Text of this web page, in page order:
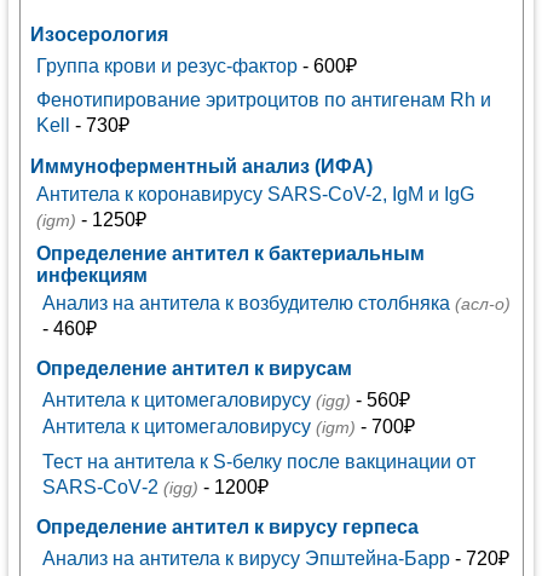
Изосерология
Группа крови и резус-фактор - 600₽
Фенотипирование эритроцитов по антигенам Rh и
Kell
- 730₽
Иммуноферментный анализ (ИФА)
Антитела к коронавирусу SARS-CoV-2, IgM и IgG
(igm) - 1250₽
Определение антител к бактериальным
инфекциям
Анализ на антитела к возбудителю столбняка (асл-о)
- 460₽
Определение антител к вирусам
Антитела к цитомегаловирусу (igg) - 560₽
Антитела к цитомегаловирусу (igm) - 700₽
Тест на антитела к S-белку после вакцинации от
SARS‑CoV‑2 (igg) - 1200₽
Определение антител к вирусу герпеса
Анализ на антитела к вирусу Эпштейна-Барр- 720₽